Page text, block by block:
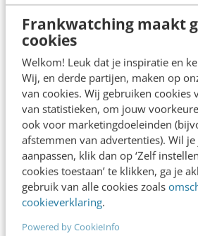
Frankwatching maakt
cookies
Welkom! Leuk dat je inspiratie en
Wij, en derde partijen, maken op
van cookies. Wij gebruiken cookies
van statistieken, om jouw
ook voor marketingdoeleinden
afstemmen van advertenties). Wil
aanpassen, klik dan op ‘Zelf
cookies toestaan’ te klikken, ga je
gebruik van alle cookies zoals
cookieverklaring.
Powered by CookieInfo
MARKETING
Mensen raken met jouw
een sterke visie
Een onderneming zien als
overbrengen van de visie. Je
over waarom en hoe en…
Bert Wisniewski· 4 jaar geleden